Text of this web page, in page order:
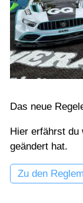
Das neue
Hier erfährst du
geändert hat.
Zu den